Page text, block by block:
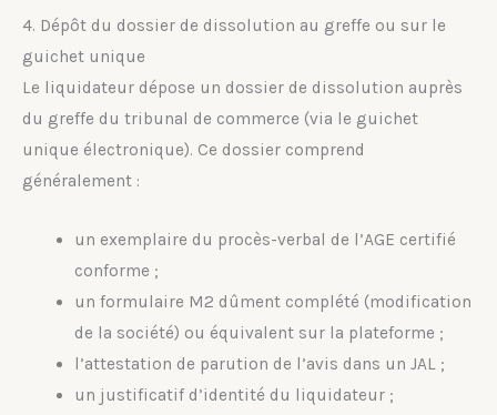
4. Dépôt du dossier de dissolution au greffe ou sur le
guichet unique
Le liquidateur dépose un dossier de dissolution auprès
du greffe du tribunal de commerce (via le guichet
unique électronique). Ce dossier comprend
généralement :
un exemplaire du procès-verbal de l’AGE certifié
conforme ;
un formulaire M2 dûment complété (modification
de la société) ou équivalent sur la plateforme ;
l’attestation de parution de l’avis dans un JAL ;
un justificatif d’identité du liquidateur ;